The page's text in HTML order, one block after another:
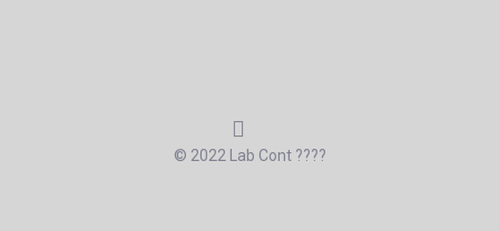
© 2022 Lab Cont ????